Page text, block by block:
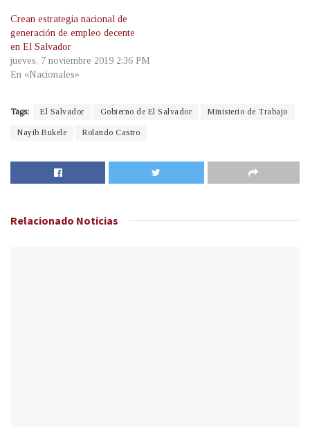
Crean estrategia nacional de
generación de empleo decente
en El Salvador
jueves, 7 noviembre 2019 2:36 PM
En «Nacionales»
Tags: El Salvador Gobierno de El Salvador Ministerio de Trabajo
Nayib Bukele Rolando Castro
Relacionado Noticias